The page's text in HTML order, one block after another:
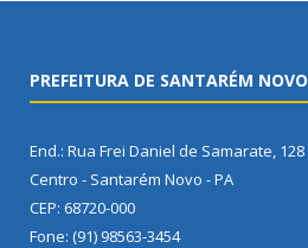
PREFEITURA DE SANTARÉM NOVO
End.: Rua Frei Daniel de Samarate, 128
Centro - Santarém Novo - PA
CEP: 68720-000
Fone: (91) 98563-3454